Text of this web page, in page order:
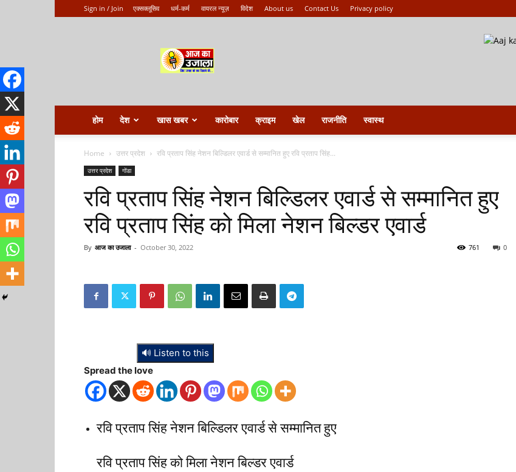
Sign in / Join एक्सक्लूसिव धर्म-कर्म वायरल न्यूज़ विदेश About us Contact Us Privacy policy
ka
ujala
होम देश खास खबर कारोबार क्राइम खेल राजनीति स्वास्थ
Home उत्तर प्रदेश रवि प्रताप सिंह नेशन बिल्डिलर एवार्ड से सम्मानित हुए रवि प्रताप सिंह...
उत्तर प्रदेश गोंडा
रवि प्रताप सिंह नेशन बिल्डिलर एवार्ड से सम्मानित हुए
रवि प्रताप सिंह को मिला नेशन बिल्डर एवार्ड
By आज का उजाला - October 30, 2022 0
761
🔊 Listen to this
Spread the love
रवि प्रताप सिंह नेशन बिल्डिलर एवार्ड से सम्मानित हुए
रवि प्रताप सिंह को मिला नेशन बिल्डर एवार्ड